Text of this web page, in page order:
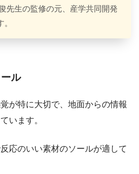
先生の監修の元、産学共同開発
ル
が特に大切で、地面からの情報
います。
応のいい素材のソールが適して